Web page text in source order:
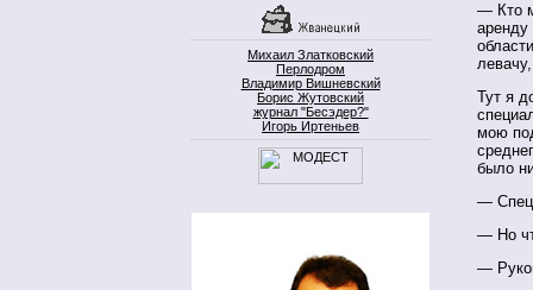
Михаил Златковский
Перлодром
Владимир Вишневский
Борис Жутовский
журнал "Бесэдер?"
Игорь Иртеньев
— Кто
аренду
Тут я
мою
было
—
— Но
—